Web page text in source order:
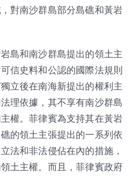
對南沙群島部分島礁和黃岩
和南沙群島提出的領土主
信史料和公認的國際法規則
立後在南海新提出的權利主
理依據，其不享有南沙群島
權。菲律賓為支持其在黃岩
的領土主張提出的一系列依
法和非法侵佔在內的措施，
土主權。而且，菲律賓政府